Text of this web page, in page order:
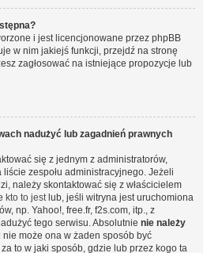
i jest licencjonowane przez phpBB
w nim jakiejś funkcji, przejdź na stronę
zagłosować na istniejące propozycje lub
nadużyć lub zagadnień prawnych
się z jednym z administratorów,
zespołu administracyjnego. Jeżeli
należy skontaktować się z właścicielem
kto to jestlub, jeśli witryna jest uruchomiona
np. Yahoo!, free.fr, f2s.com, itp., z
tego serwisu. Absolutnie nie należy
może ona w żaden sposób być
to w jaki sposób, gdzie lub przez kogo ta